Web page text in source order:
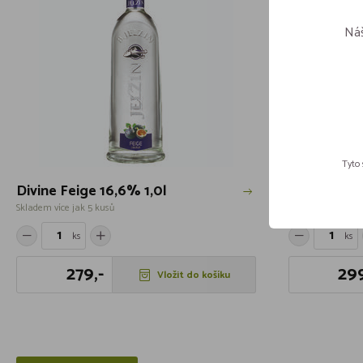
Divine Feige 16,6% 1,0l
Skladem více jak 5 kusů
ks
279,- Vložit do košíku
ks
Tyto